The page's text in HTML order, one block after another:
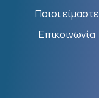
Ποιοι είμαστε
Επικοινωνία